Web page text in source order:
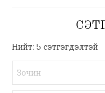
Нийт: 5 сэтгэгдэлтэй